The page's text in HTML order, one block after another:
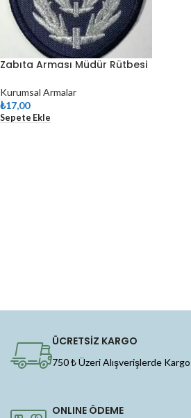
Zabıta Arması Müdür Rütbesi
Kurumsal Armalar
₺17,00
Sepete Ekle
ÜCRETSİZ KARGO
750 ₺ Üzeri Alışverişlerde
ONLINE ÖDEME